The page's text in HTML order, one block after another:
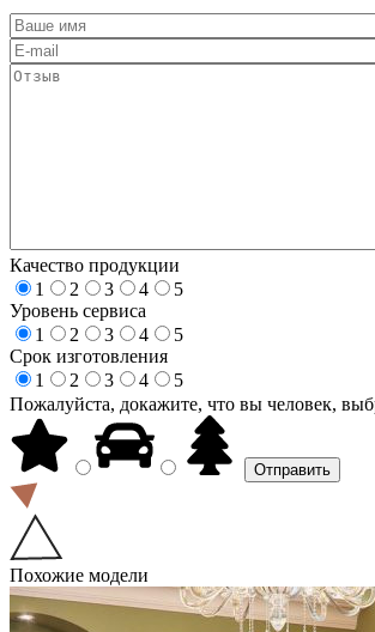
Качество продукции
1
2 3 4
5
Уровень сервиса
1
2 3 4
5
Срок изготовления
1
2 3 4
5
Пожалуйста, докажите, что вы человек,
Похожие модели